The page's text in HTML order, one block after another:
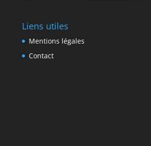
Liens utiles
Mentions légales
Contact